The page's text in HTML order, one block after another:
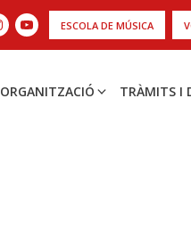
ESCOLA DE MÚSICA
ORGANITZACIÓ TRÀMITS I